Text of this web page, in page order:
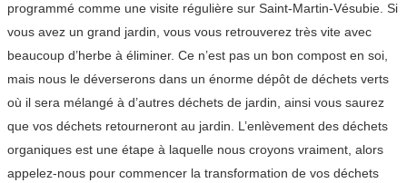
programmé comme une visite régulière sur Saint-Martin-Vésubie. Si
vous avez un grand jardin, vous vous retrouverez très vite avec
beaucoup d’herbe à éliminer. Ce n’est pas un bon compost en soi,
mais nous le déverserons dans un énorme dépôt de déchets verts
où il sera mélangé à d’autres déchets de jardin, ainsi vous saurez
que vos déchets retourneront au jardin. L’enlèvement des déchets
organiques est une étape à laquelle nous croyons vraiment, alors
appelez-nous pour commencer la transformation de vos déchets